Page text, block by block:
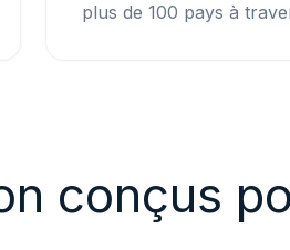
plus de 100 pays à
conçus